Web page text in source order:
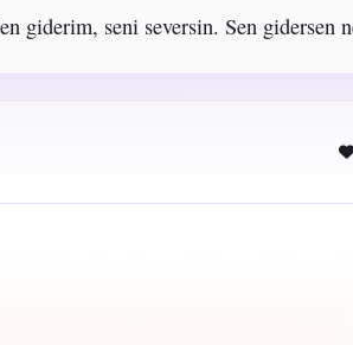
giderim, seni seversin. Sen gidersen